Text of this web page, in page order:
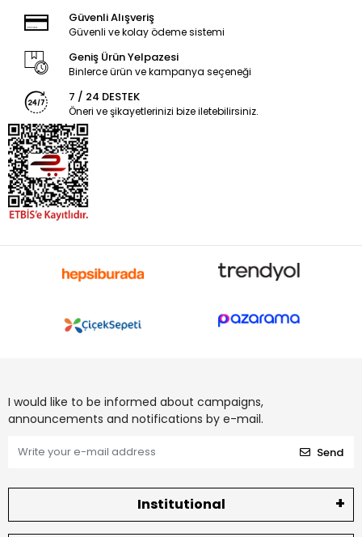
Güvenli Alışveriş
Güvenli ve kolay ödeme sistemi
Geniş Ürün Yelpazesi
Binlerce ürün ve kampanya seçeneği
7 / 24 DESTEK
Öneri ve şikayetlerinizi bize iletebilirsiniz.
I would like to be informed about campaigns,
announcements and notifications by e-mail.
Send
Institutional